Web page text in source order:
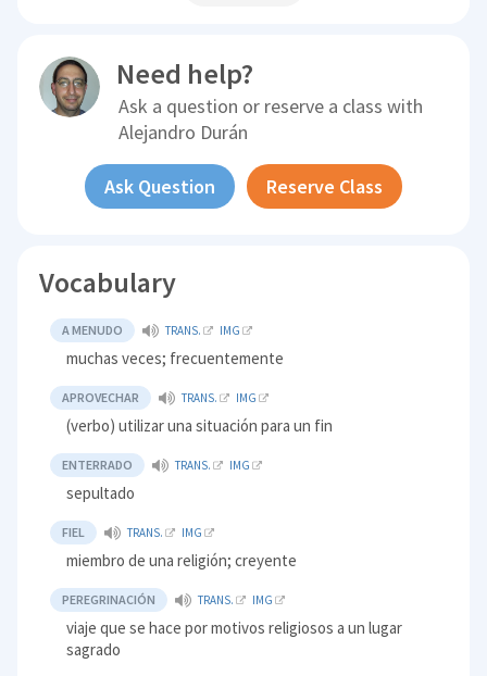
Need help?
Ask a question or reserve a class with
Alejandro Durán
Ask Question Reserve Class
Vocabulary
A MENUDO TRANS. IMG
muchas veces; frecuentemente
APROVECHAR TRANS. IMG
(verbo) utilizar una situación para un fin
ENTERRADO TRANS. IMG
sepultado
FIEL TRANS. IMG
miembro de una religión; creyente
PEREGRINACIÓN TRANS. IMG
viaje que se hace por motivos religiosos a un lugar
sagrado